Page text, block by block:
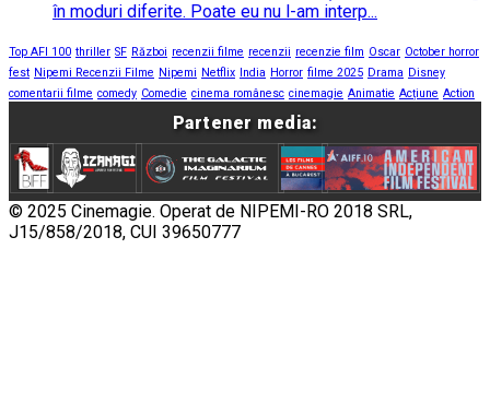
în moduri diferite. Poate eu nu l-am interp...
Top AFI 100 thriller SF Război recenzii filme recenzii recenzie film Oscar October horror
fest Nipemi Recenzii Filme Nipemi Netflix India Horror filme 2025 Drama Disney
comentarii filme comedy Comedie cinema românesc cinemagie Animatie Acțiune Action
Partener media:
© 2025 Cinemagie. Operat de NIPEMI-RO 2018 SRL,
J15/858/2018, CUI 39650777